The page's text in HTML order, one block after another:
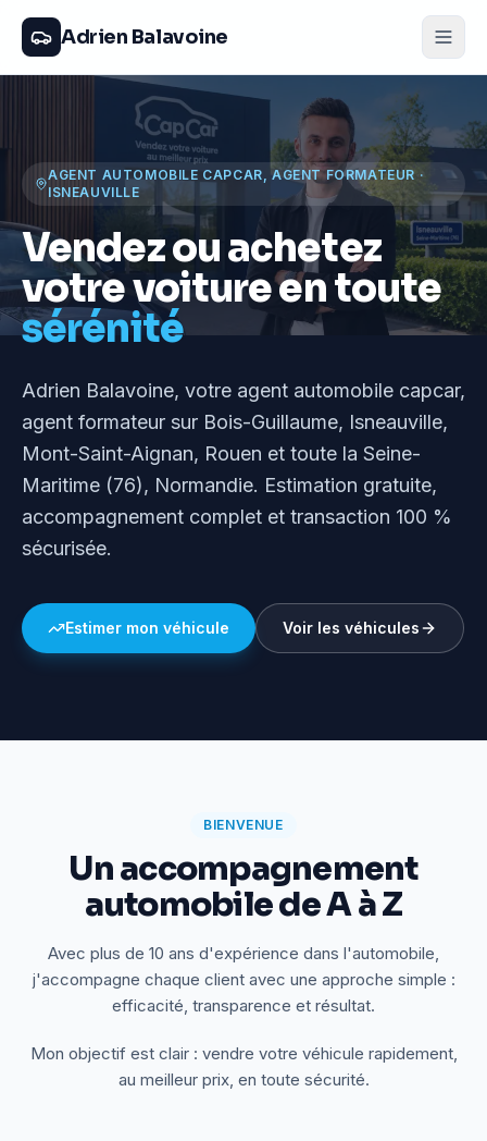
Adrien Balavoine
AGENT AUTOMOBILE CAPCAR, AGENT FORMATEUR ·
ISNEAUVILLE
Vendez ou achetez
votre voiture en toute
sérénité
Adrien Balavoine, votre agent automobile capcar,
agent formateur sur Bois-Guillaume, Isneauville,
Mont-Saint-Aignan, Rouen et toute la Seine-
Maritime (76), Normandie. Estimation gratuite,
accompagnement complet et transaction 100 %
sécurisée.
Estimer mon véhicule Voir les véhicules
BIENVENUE
Un accompagnement
automobile de A à Z
Avec plus de 10 ans d'expérience dans l'automobile,
j'accompagne chaque client avec une approche simple :
efficacité, transparence et résultat.
Mon objectif est clair : vendre votre véhicule rapidement,
au meilleur prix, en toute sécurité.